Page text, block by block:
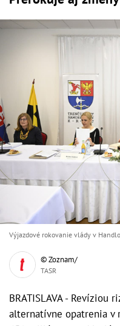
Výjazdové rokovanie vlády v
© Zoznam/
TASR
BRATISLAVA - Revíziou
alternatívne opatrenia v